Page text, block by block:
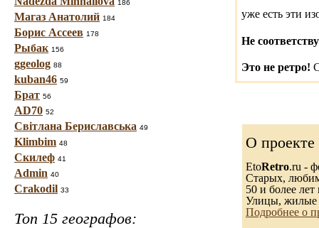
186
Магаз Анатолий 184
Борис Ассеев 178
Рыбак 156
ggeolog 88
kuban46 59
Брат 56
AD70 52
Світлана Бериславська 49
Klimbim 48
Скилеф 41
Admin 40
Crakodil 33
Топ 15 географов:
уже есть эти
Не
Это не ретро!
О проекте
EtoRetro.ru -
Старых,
50 и более лет
Улицы, жилые
Подробнее о